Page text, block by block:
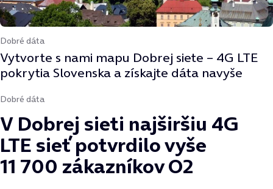
Dobré dáta
Vytvorte s nami mapu Dobrej siete – 4G LTE
pokrytia Slovenska a získajte dáta navyše
Dobré dáta
V Dobrej sieti najširšiu 4G
LTE sieť potvrdilo vyše
11 700 zákazníkov O2